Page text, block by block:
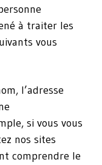
à traiter les
vous
l’adresse
si vous vous
nos sites
comprendre le